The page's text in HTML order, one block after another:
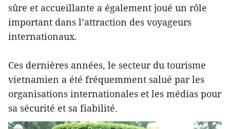
sûre et accueillante a également joué un rôle
important dans l’attraction des voyageurs
internationaux.
Ces dernières années, le secteur du tourisme
vietnamien a été fréquemment salué par les
organisations internationales et les médias pour
sa sécurité et sa fiabilité.